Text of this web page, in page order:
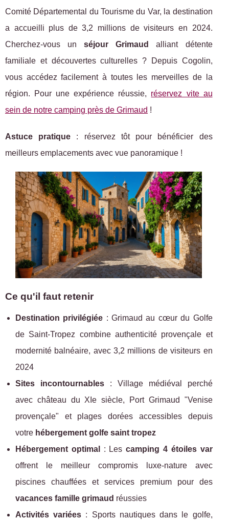
Comité Départemental du Tourisme du Var, la destination
a accueilli plus de 3,2 millions de visiteurs en 2024.
Cherchez-vous unséjour Grimaud
alliant détente
familiale et découvertes culturelles ? Depuis Cogolin,
vous accédez facilement à toutes les merveilles de la
région. Pour une expérience réussie, réservez vite au
sein de notre camping près de Grimaud !
Astuce pratique : réservez tôt pour bénéficier des
meilleurs emplacements avec vue panoramique !
Ce qu'il faut retenir
Destination privilégiée : Grimaud au cœur du Golfe
de Saint-Tropez combine authenticité provençale et
modernité balnéaire, avec 3,2 millions de visiteurs en
2024
Sites incontournables: Village médiéval perché
avec château du XIe siècle, Port Grimaud "Venise
provençale" et plages dorées accessibles depuis
votre hébergement golfe saint tropez
Hébergement optimal
: Lescamping 4 étoiles var
offrent le meilleur compromis luxe-nature avec
piscines chauffées et services premium pour des
vacances famille grimaud réussies
Activités variées : Sports nautiques dans le golfe,